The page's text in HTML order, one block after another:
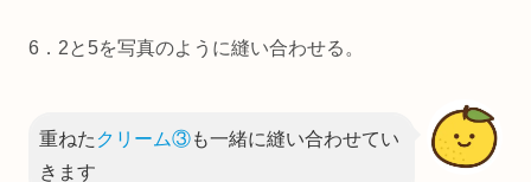
6．2と5を写真のように縫い合わせる。
重ねた クリーム③も一緒に縫い合わせてい
きます